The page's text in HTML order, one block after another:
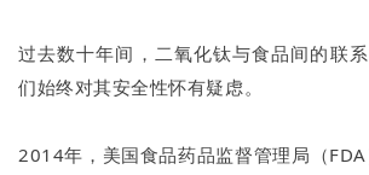
过去数十年间，二氧化钛与食品间的联
们始终对其安全性怀有疑虑。
2014年，美国食品药品监督管理局（